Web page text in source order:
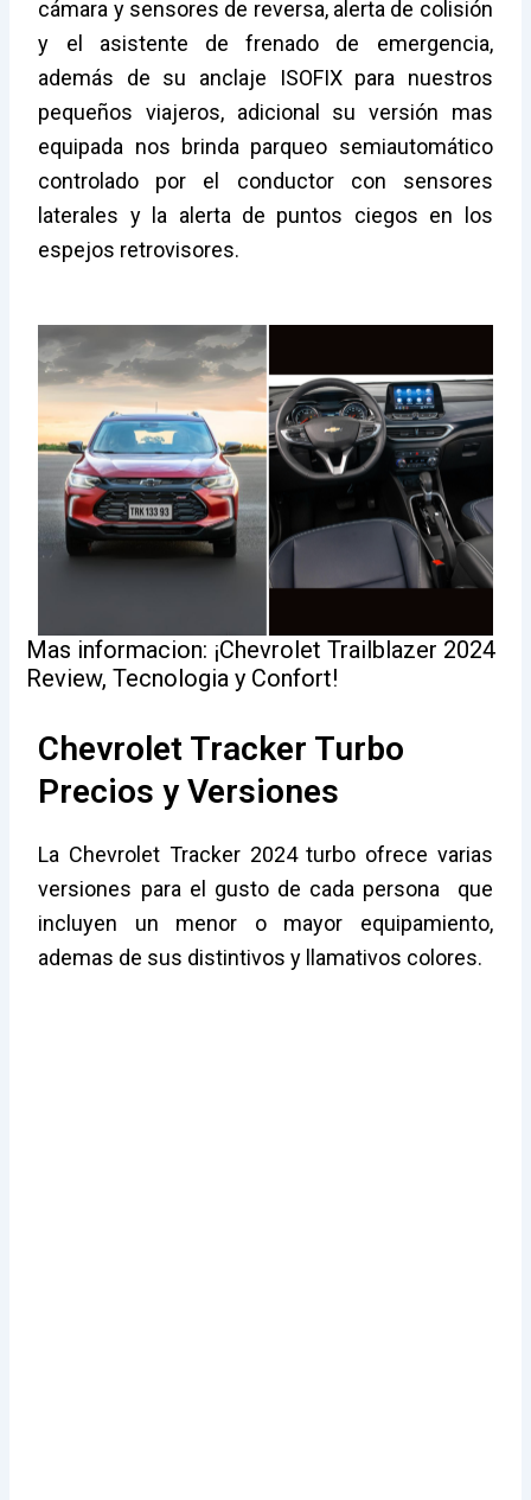
cámara y sensores de reversa, alerta de colisión
y el asistente de frenado de emergencia,
además de su anclaje ISOFIX para nuestros
pequeños viajeros, adicional su versión mas
equipada nos brinda parqueo semiautomático
controlado por el conductor con sensores
laterales y la alerta de puntos ciegos en los
espejos retrovisores.
Mas informacion: ¡Chevrolet Trailblazer 2024
Review, Tecnologia y Confort!
Chevrolet Tracker Turbo
Precios y Versiones
La Chevrolet Tracker 2024 turbo ofrece varias
versiones para el gusto de cada persona que
incluyen un menor o mayor equipamiento,
ademas de sus distintivos y llamativos colores.